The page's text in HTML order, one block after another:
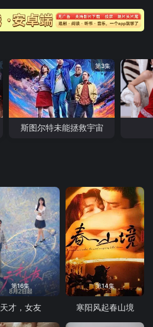
第3集
斯图尔特未能拯救宇宙
第16集
天才，女友
第14集
寒阳风起春山境